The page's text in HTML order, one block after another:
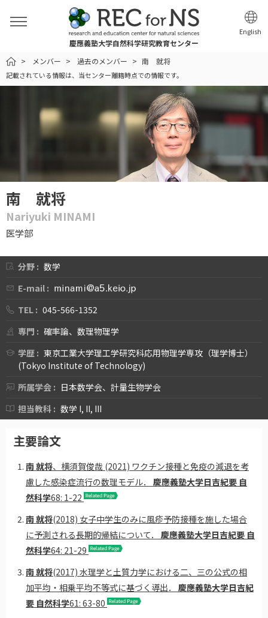
慶應義塾大学自然科学研究教育センター
English
HOMEメンバー 過去のメンバー 南 就将
記載されている情報は、当センター離籍時点での情報です。
南 就将
Nariyuki MINAMI
医学部
分野 : 数学
E-mail :
TEL : 045-566-1352
専門 : 確率論、数理物理学
学歴 : 東京工業大学理工学研究科応用物理学専攻（理学博士）
(Tokyo Institute of Technology)
所属学会 : 日本数学会、計量生物学会
担当教科 : 数学 I, II, III
主要論文
南 就将、横須賀俊哉 (2021) ワクチン接種と免疫の減退を考
慮した感染症流行の数理モデル． 慶應義塾大学日吉紀要 自
然科学68: 1-22
南 就将(2018) 女子中学生のみに風疹予防接種を施した場合
に予測される長期的帰結について． 慶應義塾大学日吉紀要 自
然科学64: 21-29
南 就将(2017) 水理学と土質力学における二、三の公式の相
加平均・相乗平均不等式に基づく導出． 慶應義塾大学日吉紀
要 自然科学61: 63-80